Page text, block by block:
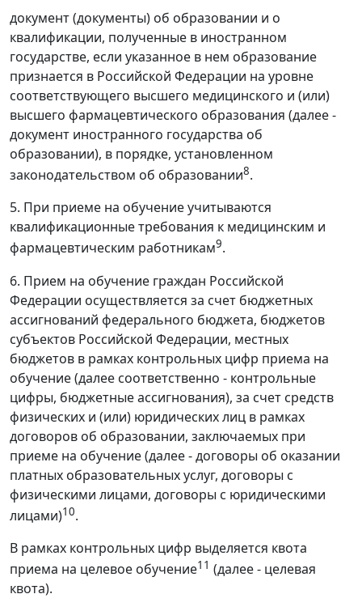
документ (документы) об образовании и о
квалификации, полученные в иностранном
государстве, если указанное в нем образование
признается в Российской Федерации на уровне
соответствующего высшего медицинского и (или)
высшего фармацевтического образования (далее -
документ иностранного государства об
образовании), в порядке, установленном
законодательством об образовании8.
5. При приеме на обучение учитываются
квалификационные требования к медицинским и
фармацевтическим работникам9.
6. Прием на обучение граждан Российской
Федерации осуществляется за счет бюджетных
ассигнований федерального бюджета, бюджетов
субъектов Российской Федерации, местных
бюджетов в рамках контрольных цифр приема на
обучение (далее соответственно - контрольные
цифры, бюджетные ассигнования), за счет средств
физических и (или) юридических лиц в рамках
договоров об образовании, заключаемых при
приеме на обучение (далее - договоры об оказании
платных образовательных услуг, договоры с
физическими лицами, договоры с юридическими
лицами)10.
В рамках контрольных цифр выделяется квота
приема на целевое обучение11 (далее - целевая
квота).